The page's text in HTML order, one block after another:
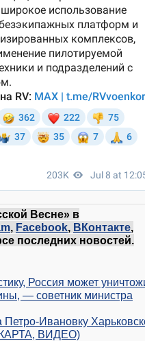
Весне» в
, Facebook, ВКонтакте,
последних новостей.
Россия может
— советник министра
Ивановку
ВИДЕО)